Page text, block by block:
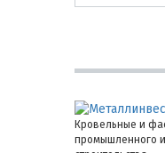
Кровельные и
промышленного